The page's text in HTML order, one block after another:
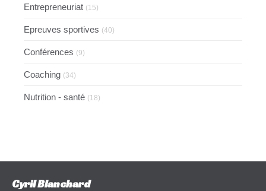
Entrepreneuriat (15)
Epreuves sportives (40)
Conférences (9)
Coaching (34)
Nutrition - santé (18)
Cyril Blanchard